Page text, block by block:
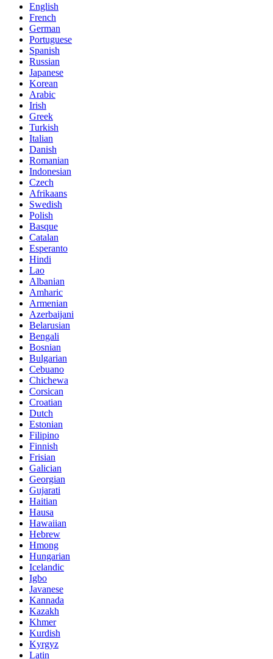
English
French
German
Portuguese
Spanish
Russian
Japanese
Korean
Arabic
Irish
Greek
Turkish
Italian
Danish
Romanian
Indonesian
Czech
Afrikaans
Swedish
Polish
Basque
Catalan
Esperanto
Hindi
Lao
Albanian
Amharic
Armenian
Azerbaijani
Belarusian
Bengali
Bosnian
Bulgarian
Cebuano
Chichewa
Corsican
Croatian
Dutch
Estonian
Filipino
Finnish
Frisian
Galician
Georgian
Gujarati
Haitian
Hausa
Hawaiian
Hebrew
Hmong
Hungarian
Icelandic
Igbo
Javanese
Kannada
Kazakh
Khmer
Kurdish
Kyrgyz
Latin